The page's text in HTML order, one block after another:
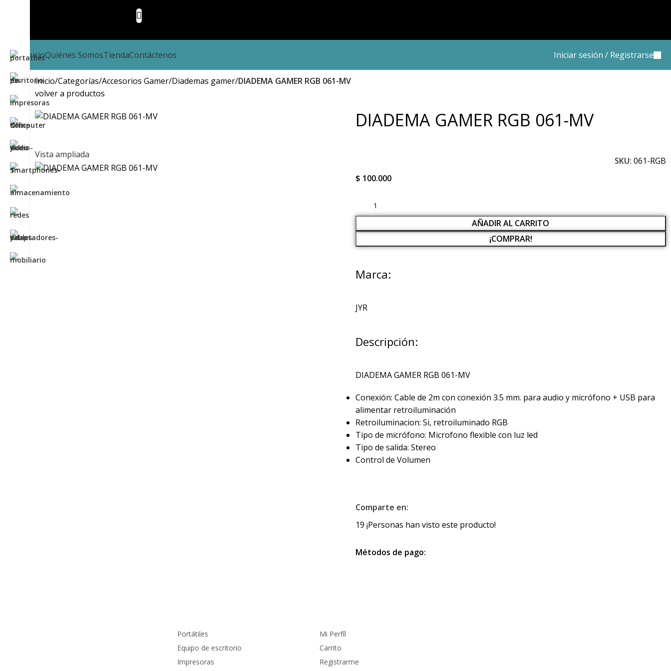
InicioQuiénes SomosTiendaContáctenos Iniciar sesión / Registrarse
Inicio Categorías Accesorios Gamer Diademas gamer DIADEMA GAMER RGB 061-MV
volver a productos
Vista ampliada
DIADEMA GAMER RGB 061-MV
SKU: 061-RGB
$ 100.000
AÑADIR AL CARRITO
¡COMPRAR!
Marca:
JYR
Descripción:
DIADEMA GAMER RGB 061-MV
Conexión: Cable de 2m con conexión 3.5 mm. para audio y micrófono + USB para
alimentar retroiluminación
Retroiluminacion: Si, retroiluminado RGB
Tipo de micrófono: Microfono flexible con luz led
Tipo de salida: Stereo
Control de Volumen
Comparte en:
19 ¡Personas han visto este producto!
Métodos de pago:
Portátiles
Equipo de escritorio
Impresoras
Mi Perfíl
Carrito
Registrarme